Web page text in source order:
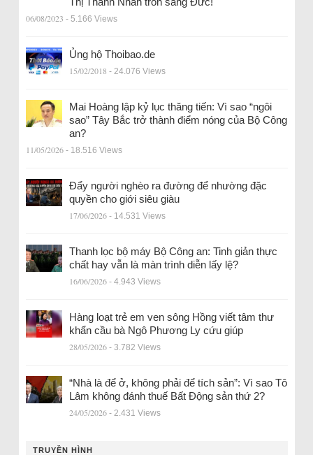
06/08/2023 - 5.166 Views
Ủng hộ Thoibao.de
15/02/2018 - 24.076 Views
Mai Hoàng lập kỷ lục thăng tiến: Vì sao “ngôi
sao” Tây Bắc trở thành điểm nóng của Bộ Công
an?
11/05/2026 - 18.516 Views
Đẩy người nghèo ra đường để nhường đặc
quyền cho giới siêu giàu
17/06/2026 - 14.531 Views
Thanh lọc bộ máy Bộ Công an: Tinh giản thực
chất hay vẫn là màn trình diễn lấy lệ?
16/06/2026 - 4.943 Views
Hàng loạt trẻ em ven sông Hồng viết tâm thư
khẩn cầu bà Ngô Phương Ly cứu giúp
28/05/2026 - 3.782 Views
“Nhà là để ở, không phải để tích sản”: Vì sao Tô
Lâm không đánh thuế Bất Động sản thứ 2?
24/05/2026 - 2.431 Views
TRUYỀN HÌNH